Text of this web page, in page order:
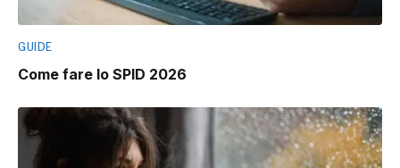
GUIDE
Come fare lo SPID 2026